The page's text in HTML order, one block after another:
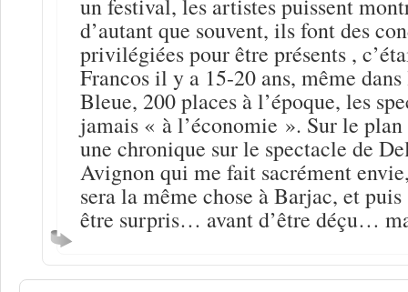
un festival, les artistes puissent
d’autant que souvent, ils font des
privilégiées pour être présents ,
Francos il y a 15-20 ans, même
Bleue, 200 places à l’époque, les
jamais « à l’économie ». Sur le
une chronique sur le spectacle de
Avignon qui me fait sacrément
sera la même chose à Barjac, et
être surpris… avant d’être déçu…